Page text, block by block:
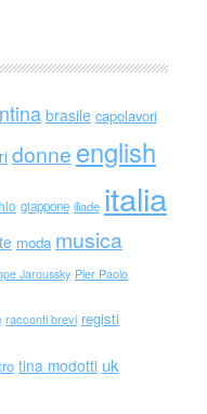
brasile capolavori
donne english
giappone iliade italia
moda musica
Jaroussky Pier Paolo
racconti brevi registi
tina modotti uk